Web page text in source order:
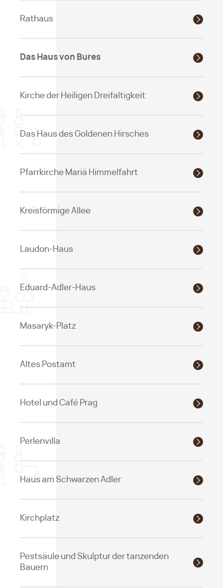
Rathaus
Das Haus von Bures
Kirche der Heiligen Dreifaltigkeit
Das Haus des Goldenen Hirsches
Pfarrkirche Mariä Himmelfahrt
Kreisförmige Allee
Laudon-Haus
Eduard-Adler-Haus
Masaryk-Platz
Altes Postamt
Hotel und Café Prag
Perlenvilla
Haus am Schwarzen Adler
Kirchplatz
Pestsäule und Skulptur der tanzenden
Bauern